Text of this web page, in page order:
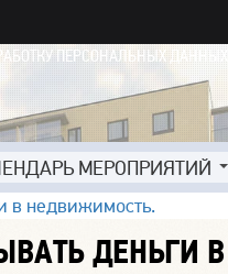
ПЕРСОНАЛЬНЫХ ДАННЫХ
МЕРОПРИЯТИЙ
в недвижимость.
ДЕНЬГИ В